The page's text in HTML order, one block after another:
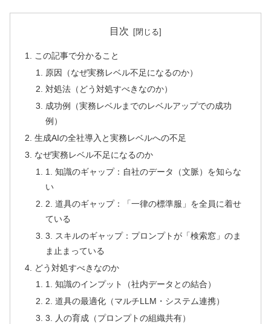
目次
この記事で分かること
原因（なぜ実務レベル不足になるのか）
対処法（どう対処すべきなのか）
成功例（実務レベルまでのレベルアップでの成功
例）
生成AIの全社導入と実務レベルへの不足
なぜ実務レベル不足になるのか
1. 知識のギャップ：自社のデータ（文脈）を知らな
い
2. 道具のギャップ：「一律の標準服」を全員に着せ
ている
3. スキルのギャップ：プロンプトが「検索窓」のま
ま止まっている
どう対処すべきなのか
1. 知識のインプット（社内データとの結合）
2. 道具の最適化（マルチLLM・システム連携）
3. 人の育成（プロンプトの組織共有）